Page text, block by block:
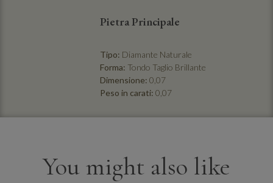
Pietra Principale
Tipo: Diamante Naturale
Forma: Tondo Taglio Brillante
Dimensione: 0,07
Peso in carati: 0,07
You might also like